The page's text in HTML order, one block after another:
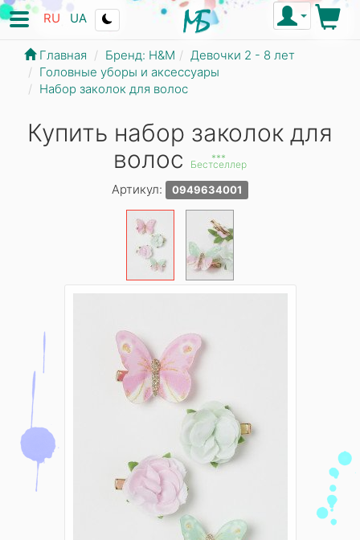
RU UA
Главная Бренд: Н&М
Девочки 2 - 8 лет
Головные уборы и аксессуары
Набор заколок для волос
Купить набор заколок для
волос
***
Бестселлер
Артикул: 0949634001